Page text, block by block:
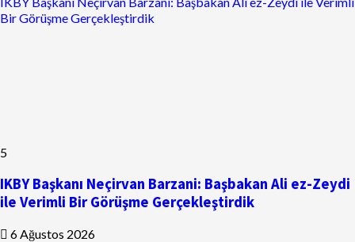
Bir Görüşme Gerçekleştirdik
5
IKBY Başkanı Neçirvan Barzani: Başbakan Ali ez-Zeydi
ile Verimli Bir Görüşme Gerçekleştirdik
6 Ağustos 2026